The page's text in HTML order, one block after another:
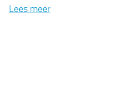
Lees meer